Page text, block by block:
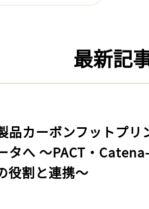
最新記
品カーボンフットプリ
タへ 〜PACT・
役割と連携〜